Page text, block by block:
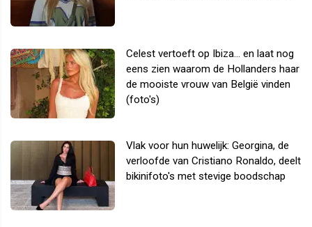
Celest vertoeft op Ibiza... en laat nog
eens zien waarom de Hollanders haar
de mooiste vrouw van België vinden
(foto's)
Vlak voor hun huwelijk: Georgina, de
verloofde van Cristiano Ronaldo, deelt
bikinifoto's met stevige boodschap